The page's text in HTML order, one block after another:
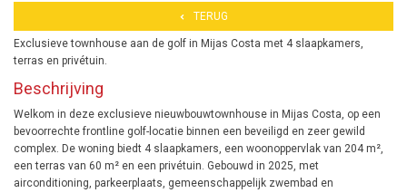
TERUG
Exclusieve townhouse aan de golf in Mijas Costa met 4 slaapkamers,
terras en privétuin.
Beschrijving
Welkom in deze exclusieve nieuwbouwtownhouse in Mijas Costa, op een
bevoorrechte frontline golf-locatie binnen een beveiligd en zeer gewild
complex. De woning biedt 4 slaapkamers, een woonoppervlak van 204 m²,
een terras van 60 m² en een privétuin. Gebouwd in 2025, met
airconditioning, parkeerplaats, gemeenschappelijk zwembad en